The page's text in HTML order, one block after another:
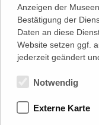
Andere
Anzeigen der
Bestätigung der
Daten an diese
Website setzen ggf.
jederzeit geändert
Notwendig
Externe Karte